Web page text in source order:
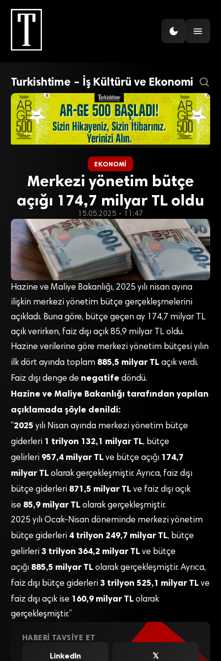
Turkishtime – İş Kültürü ve Ekonomi
EKONOMI
Merkezi yönetim bütçe
açığı 174,7 milyar TL oldu
15.05.2025 - 11:47
Hazine ve Maliye Bakanlığı, 2025 yılı nisan ayına
ilişkin merkezi yönetim bütçe gerçekleşmelerini
açıkladı. Buna göre, bütçe geçen ay 174,7 milyar TL
açık verirken, faiz dışı açık 85,9 milyar TL oldu.
Hazine verilerine göre merkezi yönetim bütçesi yılın
ilk dört ayında toplam 885,5 milyar TL açık verdi.
Faiz dışı denge de negatife döndü.
Hazine ve Maliye Bakanlığı tarafından yapılan
açıklamada şöyle denildi:
“2025 yılı Nisan ayında merkezi yönetim bütçe
giderleri 1 trilyon 132,1 milyar TL, bütçe
gelirleri 957,4 milyar TL ve bütçe açığı 174,7
milyar TL olarak gerçekleşmiştir. Ayrıca, faiz dışı
bütçe giderleri 871,5 milyar TL ve faiz dışı açık
ise 85,9 milyar TL olarak gerçekleşmiştir.
2025 yılı Ocak-Nisan döneminde merkezi yönetim
bütçe giderleri 4 trilyon 249,7 milyar TL, bütçe
gelirleri3 trilyon 364,2 milyar TL ve bütçe
açığı 885,5 milyar TL olarak gerçekleşmiştir. Ayrıca,
faiz dışı bütçe giderleri3 trilyon 525,1 milyar TL ve
faiz dışı açık ise 160,9 milyar TL olarak
gerçekleşmiştir.”
HABERI TAVSIYE ET
LinkedIn
𝕏